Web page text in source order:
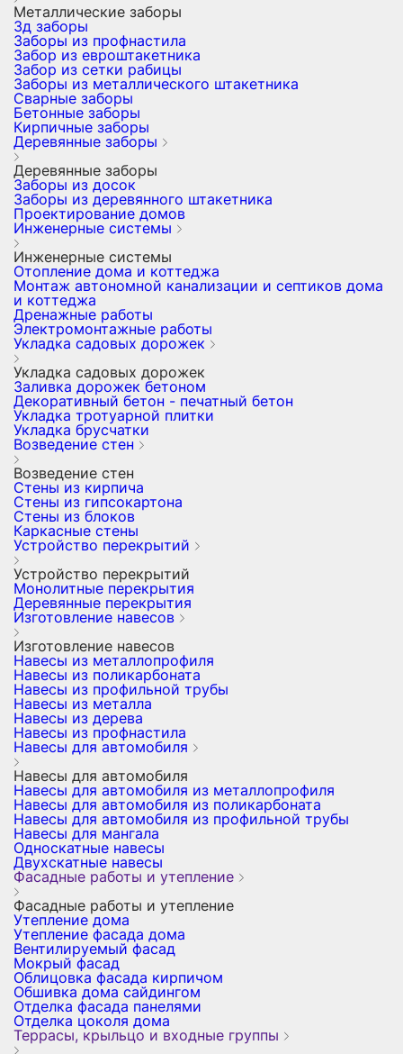
Металлические заборы
3д заборы
Заборы из профнастила
Забор из евроштакетника
Забор из сетки рабицы
Заборы из металлического штакетника
Сварные заборы
Бетонные заборы
Кирпичные заборы
Деревянные заборы
Деревянные заборы
Заборы из досок
Заборы из деревянного штакетника
Проектирование домов
Инженерные системы
Инженерные системы
Отопление дома и коттеджа
Монтаж автономной канализации и септиков дома
и коттеджа
Дренажные работы
Электромонтажные работы
Укладка садовых дорожек
Укладка садовых дорожек
Заливка дорожек бетоном
Декоративный бетон - печатный бетон
Укладка тротуарной плитки
Укладка брусчатки
Возведение стен
Возведение стен
Стены из кирпича
Стены из гипсокартона
Стены из блоков
Каркасные стены
Устройство перекрытий
Устройство перекрытий
Монолитные перекрытия
Деревянные перекрытия
Изготовление навесов
Изготовление навесов
Навесы из металлопрофиля
Навесы из поликарбоната
Навесы из профильной трубы
Навесы из металла
Навесы из дерева
Навесы из профнастила
Навесы для автомобиля
Навесы для автомобиля
Навесы для автомобиля из металлопрофиля
Навесы для автомобиля из поликарбоната
Навесы для автомобиля из профильной трубы
Навесы для мангала
Односкатные навесы
Двухскатные навесы
Фасадные работы и утепление
Фасадные работы и утепление
Утепление дома
Утепление фасада дома
Вентилируемый фасад
Мокрый фасад
Облицовка фасада кирпичом
Обшивка дома сайдингом
Отделка фасада панелями
Отделка цоколя дома
Террасы, крыльцо и входные группы